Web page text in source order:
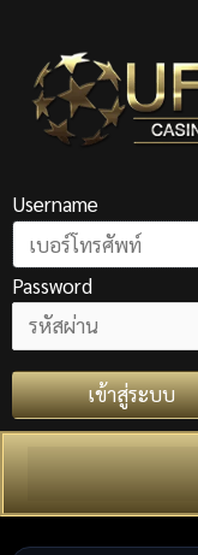
content
Username
Password
เข้าสู่ระบบ